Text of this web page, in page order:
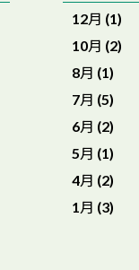
12月 (1)
10月 (2)
8月 (1)
7月 (5)
6月 (2)
5月 (1)
4月 (2)
1月 (3)